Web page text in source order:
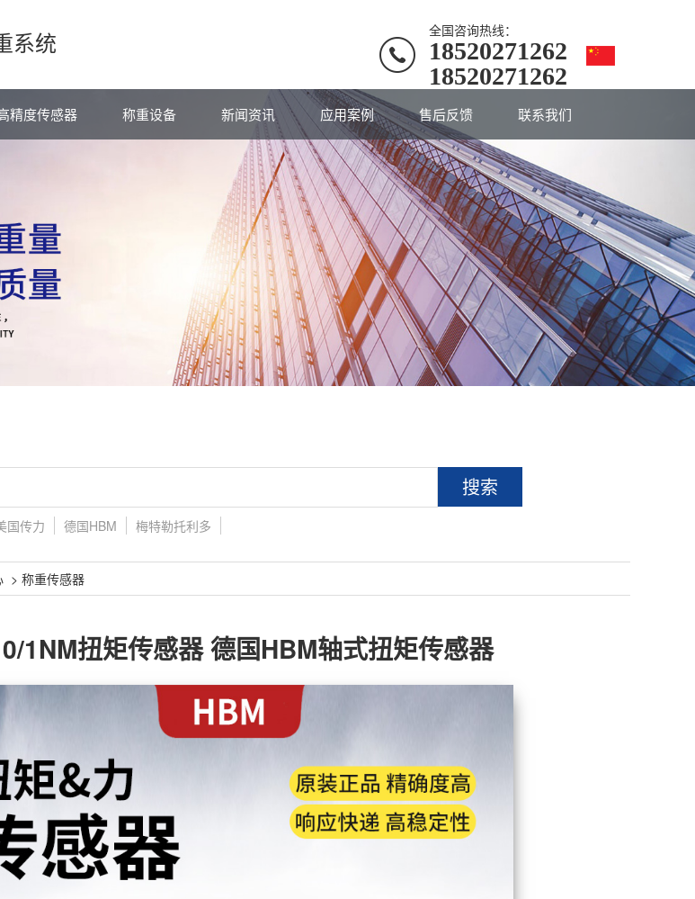
系统 全国咨询热线：
18520271262
18520271262
精度传感器 称重设备 新闻资讯 应用案例 售后反馈 联系我们
搜索
国传力 德国HBM 梅特勒托利多
> 称重传感器
1NM扭矩传感器 德国HBM轴式扭矩传感器